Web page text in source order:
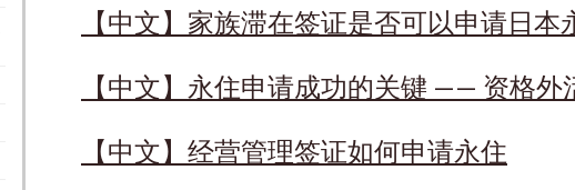
【中文】家族滞在签证是否可以申请日
【中文】永住申请成功的关键 —— 资格
【中文】经营管理签证如何申请永住